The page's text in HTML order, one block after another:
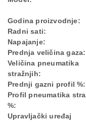
Godina proizvodnje:
Radni sati:
Napajanje:
Prednja veličina gaza:
Veličina pneumatika
stražnjih:
Prednji gazni profil %:
Profil pneumatika
%:
Upravljački uređaj